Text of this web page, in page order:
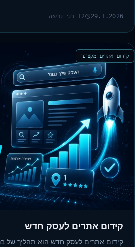
29.1.2026 12 דק׳ קריאה
קידום אתרים מקצועי
קידום אתרים לעסק חדש
קידום אתרים לעסק חדש הוא תהליך של